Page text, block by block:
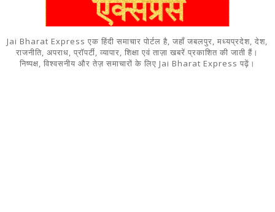
Jai Bharat Express एक हिंदी समाचार पोर्टल है, जहाँ जबलपुर, मध्यप्रदेश, देश,
राजनीति, अपराध, प्रॉपर्टी, व्यापार, शिक्षा एवं ताज़ा खबरें प्रकाशित की जाती हैं।
निष्पक्ष, विश्वसनीय और तेज़ समाचारों के लिए Jai Bharat Express पढ़ें।